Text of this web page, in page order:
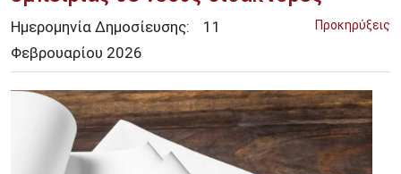
Προκηρύξεις
Ημερομηνία Δημοσίευσης:
11
Φεβρουαρίου 2026
Image